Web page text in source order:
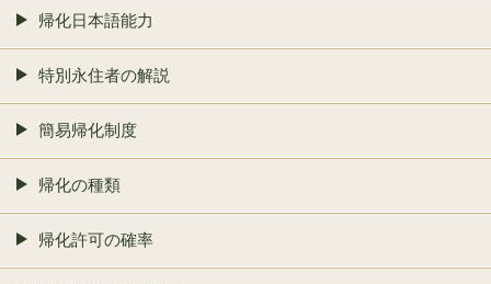
帰化日本語能力
特別永住者の解説
簡易帰化制度
帰化の種類
帰化許可の確率